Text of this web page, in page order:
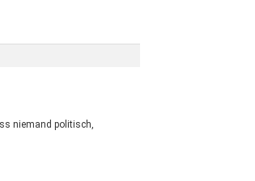
niemand politisch,